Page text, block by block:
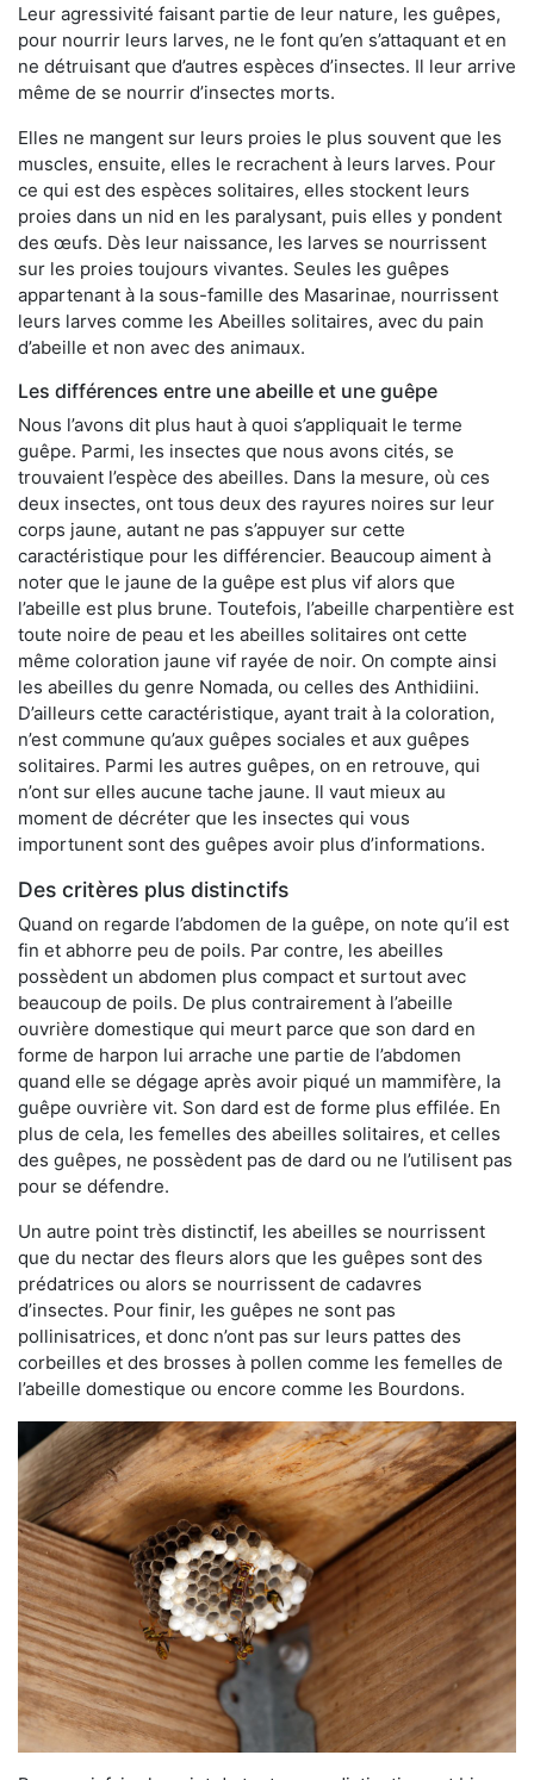
Leur agressivité faisant partie de leur nature, les guêpes,
pour nourrir leurs larves, ne le font qu’en s’attaquant et en
ne détruisant que d’autres espèces d’insectes. Il leur arrive
même de se nourrir d’insectes morts.
Elles ne mangent sur leurs proies le plus souvent que les
muscles, ensuite, elles le recrachent à leurs larves. Pour
ce qui est des espèces solitaires, elles stockent leurs
proies dans un nid en les paralysant, puis elles y pondent
des œufs. Dès leur naissance, les larves se nourrissent
sur les proies toujours vivantes. Seules les guêpes
appartenant à la sous-famille des Masarinae, nourrissent
leurs larves comme les Abeilles solitaires, avec du pain
d’abeille et non avec des animaux.
Les différences entre une abeille et une guêpe
Nous l’avons dit plus haut à quoi s’appliquait le terme
guêpe. Parmi, les insectes que nous avons cités, se
trouvaient l’espèce des abeilles. Dans la mesure, où ces
deux insectes, ont tous deux des rayures noires sur leur
corps jaune, autant ne pas s’appuyer sur cette
caractéristique pour les différencier. Beaucoup aiment à
noter que le jaune de la guêpe est plus vif alors que
l’abeille est plus brune. Toutefois, l’abeille charpentière est
toute noire de peau et les abeilles solitaires ont cette
même coloration jaune vif rayée de noir. On compte ainsi
les abeilles du genre Nomada, ou celles des Anthidiini.
D’ailleurs cette caractéristique, ayant trait à la coloration,
n’est commune qu’aux guêpes sociales et aux guêpes
solitaires. Parmi les autres guêpes, on en retrouve, qui
n’ont sur elles aucune tache jaune. Il vaut mieux au
moment de décréter que les insectes qui vous
importunent sont des guêpes avoir plus d’informations.
Des critères plus distinctifs
Quand on regarde l’abdomen de la guêpe, on note qu’il est
fin et abhorre peu de poils. Par contre, les abeilles
possèdent un abdomen plus compact et surtout avec
beaucoup de poils. De plus contrairement à l’abeille
ouvrière domestique qui meurt parce que son dard en
forme de harpon lui arrache une partie de l’abdomen
quand elle se dégage après avoir piqué un mammifère, la
guêpe ouvrière vit. Son dard est de forme plus effilée. En
plus de cela, les femelles des abeilles solitaires, et celles
des guêpes, ne possèdent pas de dard ou ne l’utilisent pas
pour se défendre.
Un autre point très distinctif, les abeilles se nourrissent
que du nectar des fleurs alors que les guêpes sont des
prédatrices ou alors se nourrissent de cadavres
d’insectes. Pour finir, les guêpes ne sont pas
pollinisatrices, et donc n’ont pas sur leurs pattes des
corbeilles et des brosses à pollen comme les femelles de
l’abeille domestique ou encore comme les Bourdons.